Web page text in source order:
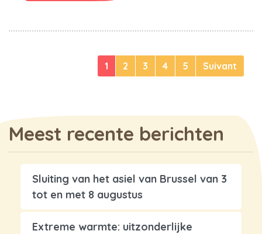
1 2 3 4 5 Suivant
Meest recente berichten
Sluiting van het asiel van Brussel van 3
tot en met 8 augustus
Extreme warmte: uitzonderlijke